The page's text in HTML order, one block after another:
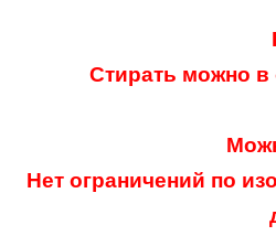
Стирать можно в
Нет ограничений по